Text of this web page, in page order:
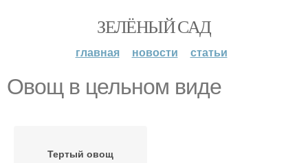
ЗЕЛЁНЫЙ САД
главная новости статьи
Овощ в цельном виде
Тертый овощ